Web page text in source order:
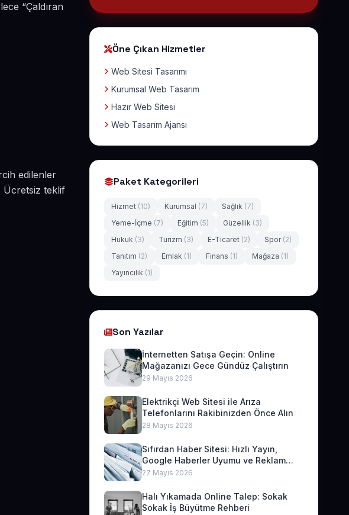
“Çaldıran
edilenler
Ücretsiz teklif
Öne Çıkan Hizmetler
Web Sitesi Tasarımı
Kurumsal Web Tasarım
Hazır Web Sitesi
Web Tasarım Ajansı
Paket Kategorileri
Hizmet (10) Kurumsal (7) Sağlık (7)
Yeme-İçme (7) Eğitim (5) Güzellik (3)
Hukuk (3) Turizm (3) E-Ticaret (2) Spor (2)
Tanıtım (2) Emlak (1) Finans (1) Mağaza (1)
Yayıncılık (1)
Son Yazılar
İnternetten Satışa Geçin: Online
Mağazanızı Gece Gündüz Çalıştırın
29 Mayıs 2026
Elektrikçi Web Sitesi ile Arıza
Telefonlarını Rakibinizden Önce Alın
28 Mayıs 2026
Sıfırdan Haber Sitesi: Hızlı Yayın,
Google Haberler Uyumu ve Reklam
Geliri
27 Mayıs 2026
Halı Yıkamada Online Talep: Sokak
Sokak İş Büyütme Rehberi